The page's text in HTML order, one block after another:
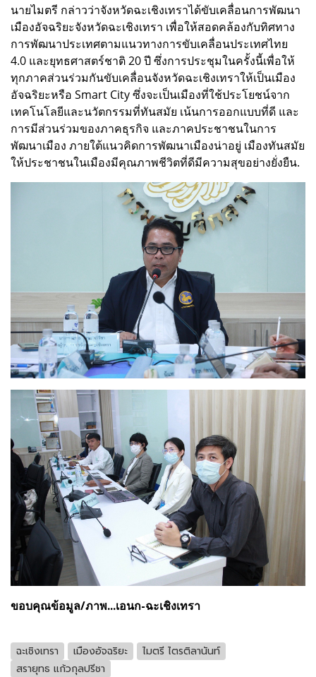
นายไมตรี กล่าวว่าจังหวัดฉะเชิงเทราได้ขับเคลื่อนการพัฒนา
เมืองอัจฉริยะจังหวัดฉะเชิงเทรา เพื่อให้สอดคล้องกับทิศทาง
การพัฒนาประเทศตามแนวทางการขับเคลื่อนประเทศไทย
4.0 และยุทธศาสตร์ชาติ 20 ปี ซึ่งการประชุมในครั้งนี้เพื่อให้
ทุกภาคส่วนร่วมกันขับเคลื่อนจังหวัดฉะเชิงเทราให้เป็นเมือง
อัจฉริยะหรือ Smart City ซึ่งจะเป็นเมืองที่ใช้ประโยชน์จาก
เทคโนโลยีและนวัตกรรมที่ทันสมัย เน้นการออกแบบที่ดี และ
การมีส่วนร่วมของภาคธุรกิจ และภาคประชาชนในการ
พัฒนาเมือง ภายใต้แนวคิดการพัฒนาเมืองน่าอยู่ เมืองทันสมัย
ให้ประชาชนในเมืองมีคุณภาพชีวิตที่ดีมีความสุขอย่างยั่งยืน.
ขอบคุณข้อมูล/ภาพ...เอนก-ฉะเชิงเทรา
ฉะเชิงเทรา เมืองอัจฉริยะ
ไมตรี ไตรติลานันท์
สรายุทธ แก้วกุลปรีชา